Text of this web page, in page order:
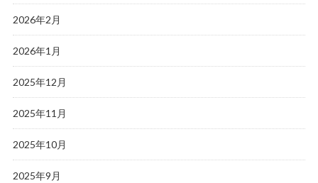
2026年2月
2026年1月
2025年12月
2025年11月
2025年10月
2025年9月